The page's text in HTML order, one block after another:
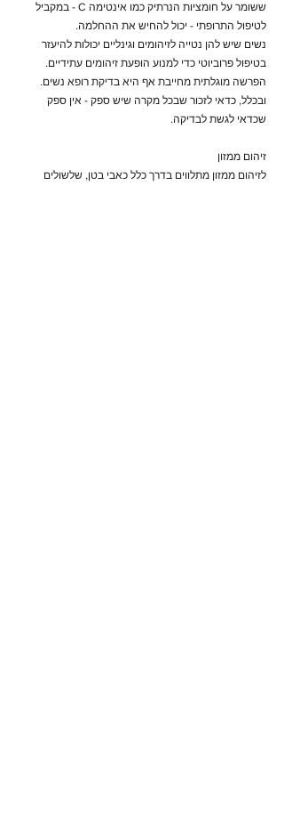
ששומר על חומציות הנרתיק כמו אינטימה C - במקביל
לטיפול התרופתי - יכול להחיש את ההחלמה.
נשים שיש להן נטייה לזיהומים וגינליים יכולות להיעזר
בטיפול פרוביוטי כדי למנוע הופעת זיהומים עתידיים.
הפרשה מוגלתית מחייבת אף היא בדיקת רופא נשים.
ובכלל, כדאי לזכור שבכל מקרה שיש ספק - אין ספק
שכדאי לגשת לבדיקה.
זיהום ממזון
לזיהום ממזון מתלווים בדרך כלל כאבי בטן, שלשולים